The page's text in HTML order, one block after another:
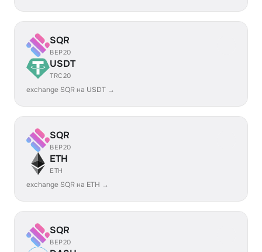
SQR
BEP20
USDT
TRC20
exchange SQR на USDT →
SQR
BEP20
ETH
ETH
exchange SQR на ETH →
SQR
BEP20